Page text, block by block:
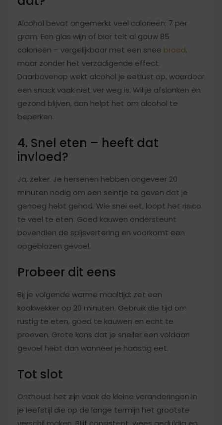
Alcohol bevat ongemerkt veel calorieën: 7 per
gram. Een glas wijn of bier telt al gauw 85
calorieën – vergelijkbaar met een snee brood,
maar zonder het verzadigende effect.
Daarbovenop wekt alcohol je eetlust op, waardoor
een snack vaak niet ver weg is. Wil je afslanken én
gezond blijven, dan helpt het om alcohol te
beperken.
4. Snel eten – heeft dat
invloed?
Ja, zeker. Je hersenen hebben ongeveer 20
minuten nodig om een seintje te geven dat je
genoeg hebt gehad. Wie snel eet, loopt het risico
te veel te eten. Goed kauwen ondersteunt
bovendien de spijsvertering en voorkomt een
opgeblazen gevoel.
Probeer dit eens
Bij je volgende warme maaltijd: zet een
kookwekker op 20 minuten. Gebruik die tijd om
rustig te eten, goed te kauwen en echt te
proeven. Grote kans dat je sneller een voldaan
gevoel hebt dan wanneer je haastig eet.
Tot slot
Onthoud: het zijn vaak de kleine veranderingen in
je leefstijl die op de lange termijn het grootste